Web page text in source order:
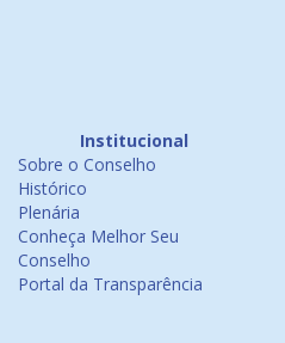
Institucional
Sobre o Conselho
Histórico
Plenária
Conheça Melhor Seu
Conselho
Portal da Transparência